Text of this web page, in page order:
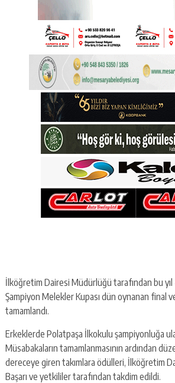
İlköğretim Dairesi Müdürlüğü tarafından bu
Şampiyon Melekler Kupası dün oynanan final
tamamlandı.
Erkeklerde Polatpaşa İlkokulu şampiyonluğa
Müsabakaların tamamlanmasının ardından
dereceye giren takımlara ödülleri, İlköğretim
Başarı ve yetkililer tarafından takdim edildi.